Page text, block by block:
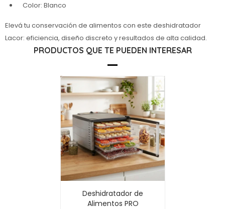
Color: Blanco
Elevá tu conservación de alimentos con este deshidratador
Lacor: eficiencia, diseño discreto y resultados de alta calidad.
PRODUCTOS QUE TE PUEDEN INTERESAR
Deshidratador de
Alimentos PRO